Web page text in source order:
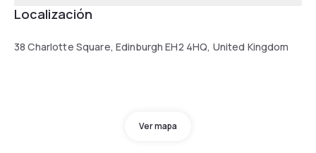
Localización
38 Charlotte Square, Edinburgh EH2 4HQ, United Kingdom
Ver mapa